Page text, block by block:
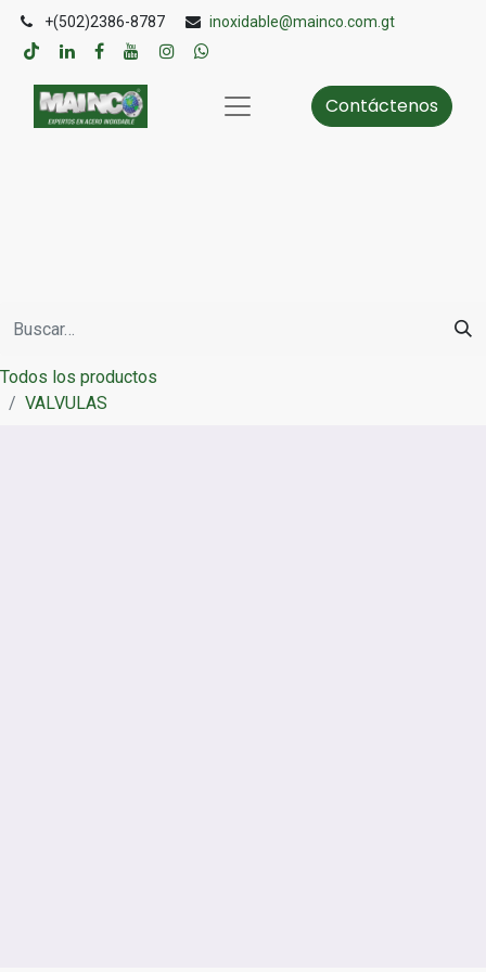
+(502)2386-8787 inoxidable@mainco.com.gt
Contáctenos
Todos los productos
VALVULAS